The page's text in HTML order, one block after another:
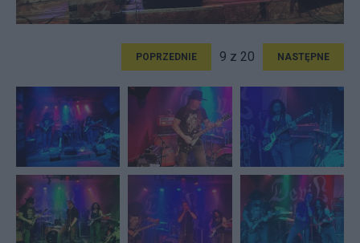
POPRZEDNIE 9 z 20 NASTĘPNE